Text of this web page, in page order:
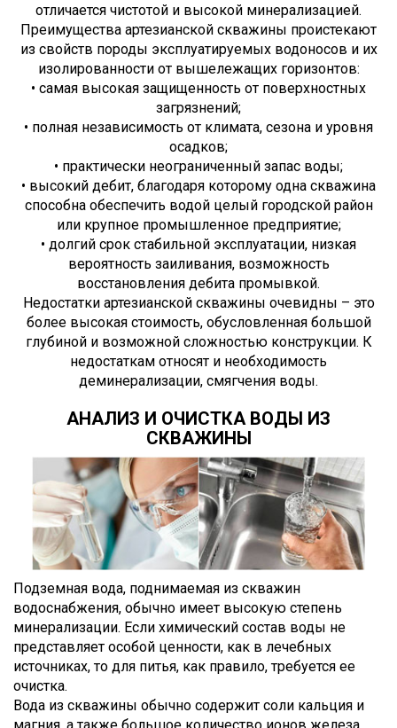
отличается чистотой и высокой минерализацией.
Преимущества артезианской скважины проистекают
из свойств породы эксплуатируемых водоносов и их
изолированности от вышележащих горизонтов:
• самая высокая защищенность от поверхностных
загрязнений;
• полная независимость от климата, сезона и уровня
осадков;
• практически неограниченный запас воды;
• высокий дебит, благодаря которому одна скважина
способна обеспечить водой целый городской район
или крупное промышленное предприятие;
• долгий срок стабильной эксплуатации, низкая
вероятность заиливания, возможность
восстановления дебита промывкой.
Недостатки артезианской скважины очевидны – это
более высокая стоимость, обусловленная большой
глубиной и возможной сложностью конструкции. К
недостаткам относят и необходимость
деминерализации, смягчения воды.
АНАЛИЗ И ОЧИСТКА ВОДЫ ИЗ
СКВАЖИНЫ
Подземная вода, поднимаемая из скважин
водоснабжения, обычно имеет высокую степень
минерализации. Если химический состав воды не
представляет особой ценности, как в лечебных
источниках, то для питья, как правило, требуется ее
очистка.
Вода из скважины обычно содержит соли кальция и
магния, а также большое количество ионов железа.